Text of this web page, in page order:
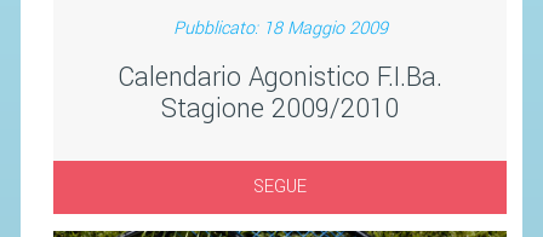
Pubblicato: 18 Maggio 2009
Calendario Agonistico F.I.Ba.
Stagione 2009/2010
SEGUE
AVVISI E BANDI
CIRCOLARI
RESPONSABILITÀ SOCIALE
SAFEGUARDING
RICHIESTA PATROCINIO